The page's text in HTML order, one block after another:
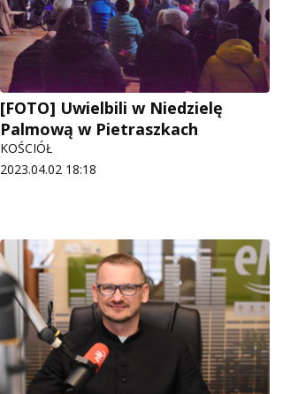
[FOTO] Uwielbili w Niedzielę
Palmową w Pietraszkach
KOŚCIÓŁ
2023.04.02 18:18